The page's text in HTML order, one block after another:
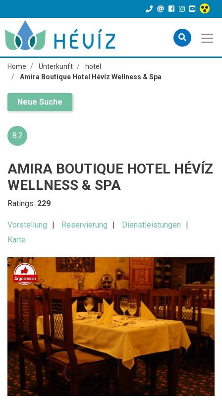
Home Unterkunft
hotel
Amira Boutique Hotel Hévíz Wellness & Spa
Neue Suche
8.2
AMIRA BOUTIQUE HOTEL HÉVÍZ
WELLNESS & SPA
Ratings: 229
Vorstellung Reservierung
Dienstleistungen
Karte